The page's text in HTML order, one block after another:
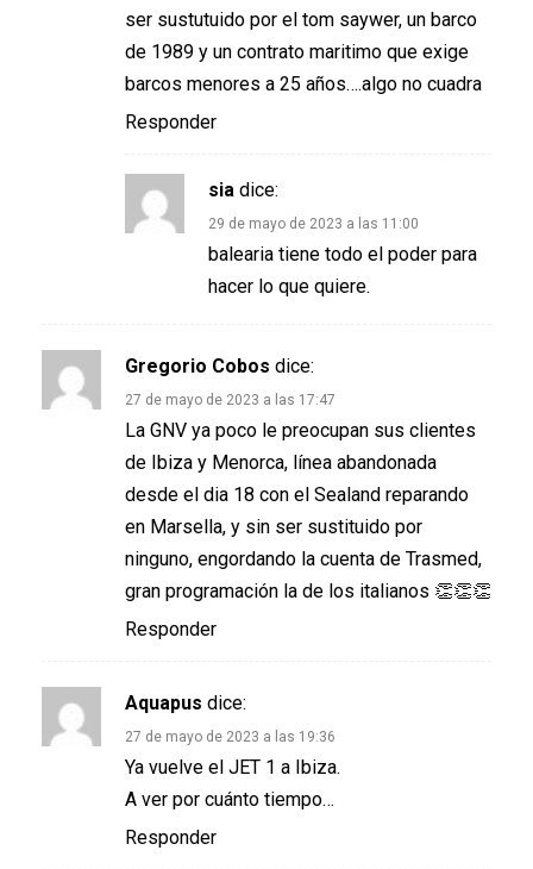
ser sustutuido por el tom saywer, un barco
de 1989 y un contrato maritimo que exige
barcos menores a 25 años….algo no cuadra
Responder
sia dice:
29 de mayo de 2023 a las 11:00
balearia tiene todo el poder para
hacer lo que quiere.
Gregorio Cobos dice:
27 de mayo de 2023 a las 17:47
La GNV ya poco le preocupan sus clientes
de Ibiza y Menorca, línea abandonada
desde el dia 18 con el Sealand reparando
en Marsella, y sin ser sustituido por
ninguno, engordando la cuenta de Trasmed,
gran programación la de los italianos 👏👏👏
Responder
Aquapus dice:
27 de mayo de 2023 a las 19:36
Ya vuelve el JET 1 a Ibiza.
A ver por cuánto tiempo…
Responder